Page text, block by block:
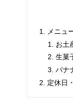
メニュ
お土
生菓
バナ
定休日